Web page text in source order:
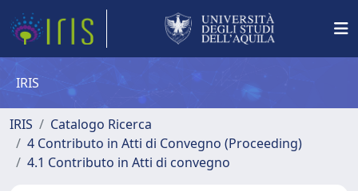
IRIS
IRIS
Catalogo Ricerca
4 Contributo in Atti di Convegno (Proceeding)
4.1 Contributo in Atti di convegno